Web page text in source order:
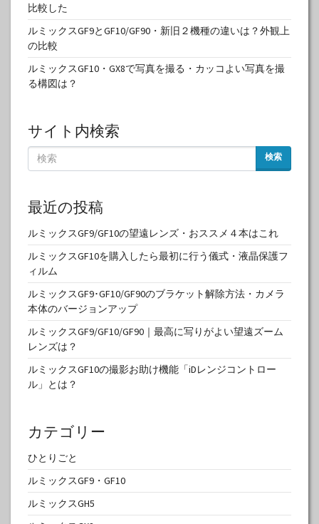
比較した
ルミックスGF9とGF10/GF90・新旧２機種の違いは？外観上
の比較
ルミックスGF10・GX8で写真を撮る・カッコよい写真を撮
る構図は？
サイト内検索
検索
最近の投稿
ルミックスGF9/GF10の望遠レンズ・おススメ４本はこれ
ルミックスGF10を購入したら最初に行う儀式・液晶保護フ
ィルム
ルミックスGF9･GF10/GF90のブラケット解除方法・カメラ
本体のバージョンアップ
ルミックスGF9/GF10/GF90｜最高に写りがよい望遠ズーム
レンズは？
ルミックスGF10の撮影お助け機能「iDレンジコントロー
ル」とは？
カテゴリー
ひとりごと
ルミックスGF9・GF10
ルミックスGH5